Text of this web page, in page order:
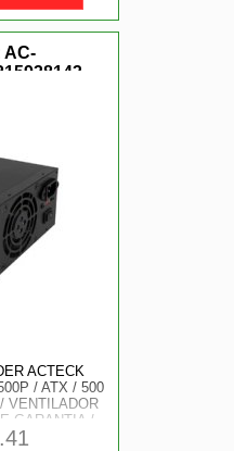
AC-
ACTECK
/ ATX / 500
VENTILADOR
GARANTIA /
938143